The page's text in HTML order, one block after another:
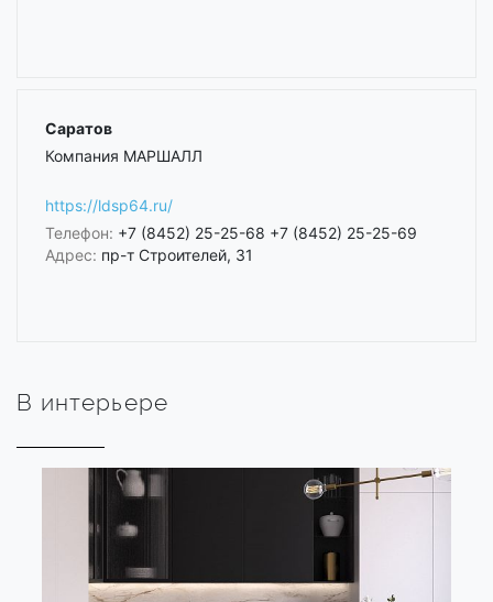
Саратов
Компания МАРШАЛЛ
https://ldsp64.ru/
Телефон: +7 (8452) 25-25-68 +7 (8452) 25-25-69
Адрес: пр-т Строителей, 31
В интерьере